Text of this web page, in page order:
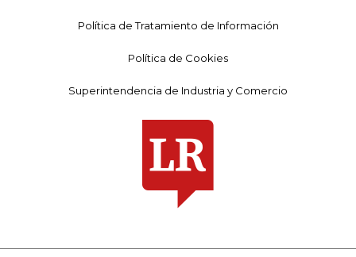
Política de Tratamiento de Información
Política de Cookies
Superintendencia de Industria y Comercio